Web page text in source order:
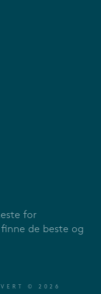
for
de beste og
© 2026